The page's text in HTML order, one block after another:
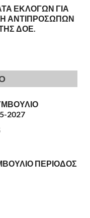
ΕΚΛΟΓΩΝ ΓΙΑ
ΑΝΤΙΠΡΟΣΩΠΩΝ
ΔΟΕ.
2027
ΠΕΡΙΟΔΟΣ